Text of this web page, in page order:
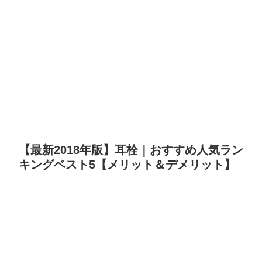
【最新2018年版】耳栓｜おすすめ人気ラン
キングベスト5【メリット＆デメリット】